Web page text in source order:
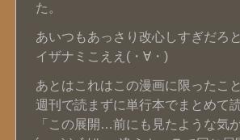
た。
あいつもあっさり改心しすぎだろ
イザナミこええ(・∀・)
あとはこれはこの漫画に限ったこ
週刊で読まずに単行本でまとめて
「この展開…前にも見たような気